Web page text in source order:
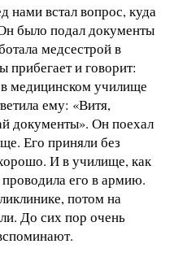
нами встал вопрос, куда
было подал документы
медсестрой в
прибегает и говорит:
медицинском училище
ему: «Витя,
документы». Он поехал
Его приняли без
И в училище, как
его в армию.
потом на
До сих пор очень